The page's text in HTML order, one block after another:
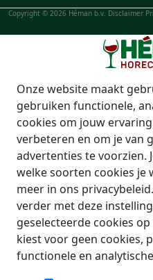
Copyright © 2026 Héman b.v. Disclaimer
Onze website maakt
gebruiken functionele,
cookies om jouw
verbeteren en om je van
advertenties te voorzien.
welke soorten cookies je
meer in ons
verder met deze
geselecteerde cookies
kiest voor geen cookies,
functionele en